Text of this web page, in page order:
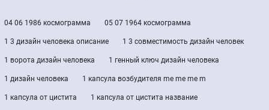
04 06 1986 космограмма 05 07 1964 космограмма
1 3 дизайн человека описание 1 3 совместимость дизайн человек
1 ворота дизайн человека 1 генный ключ дизайн человека
1 дизайн человека 1 капсула возбудителя me me me m
1 капсула от цистита 1 капсула от цистита название